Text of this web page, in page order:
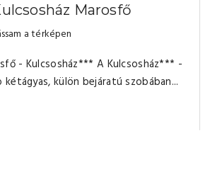
Marosfő
a térképen
- Kulcsosház*** A Kulcsosház*** -
külön bejáratú szobában...